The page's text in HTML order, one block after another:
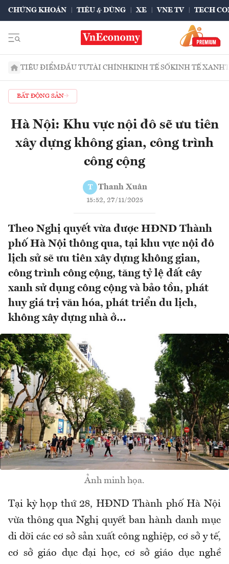
CHỨNG KHOÁN TIÊU & DÙNG XE VNE TV TECH
TIÊU ĐIỂMĐẦU TƯTÀI CHÍNHKINH TẾ SỐKINH TẾ XANH
BẤT ĐỘNG SẢN
Hà Nội: Khu vực nội đô sẽ ưu tiên
xây dựng không gian, công trình
công cộng
T Thanh Xuân
15:52, 27/11/2025
Theo Nghị quyết vừa được HĐND Thành
phố Hà Nội thông qua, tại khu vực nội đô
lịch sử sẽ ưu tiên xây dựng không gian,
công trình công cộng, tăng tỷ lệ đất cây
xanh sử dụng công cộng và bảo tồn, phát
huy giá trị văn hóa, phát triển du lịch,
không xây dựng nhà ở…
Ảnh minh họa.
Tại kỳ họp thứ 28, HĐND Thành phố Hà Nội
vừa thông qua Nghị quyết ban hành danh mục
di dời các cơ sở sản xuất công nghiệp, cơ sở y tế,
cơ sở giáo dục đại học, cơ sở giáo dục nghề